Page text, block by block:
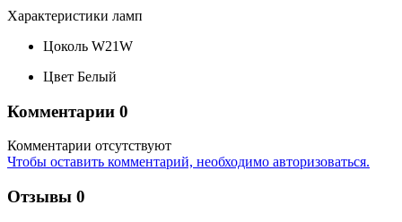
Характеристики ламп
Цоколь W21W
Цвет Белый
Комментарии 0
Комментарии отсутствуют
Чтобы оставить комментарий, необходимо авторизоваться.
Отзывы 0